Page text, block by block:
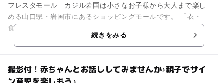
フレスタモール カジル岩国は小さなお子様から大人まで楽し
める山口県・岩国市にあるショッピングモールです。 「衣・
食・住」様々な魅力的なお店があり、また、楽しいイベントも
続きをみる
撮影付！赤ちゃんとお話ししてみませんか♪親子でサイ
ン育児を楽しもう♪